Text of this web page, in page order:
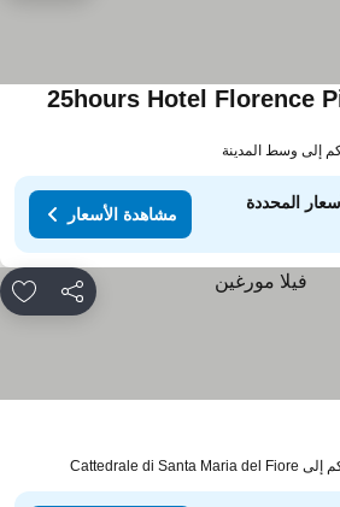
25hours Hotel Florence
المحددة
مشاهدة الأسعار
مشاركة